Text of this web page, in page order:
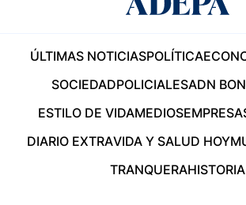
ÚLTIMAS NOTICIASPOLÍTICA
SOCIEDADPOLICIALESADN
ESTILO DE VIDAMEDIOS
DIARIO EXTRAVIDA Y SALUD HOY
TRANQUERAHISTORIA